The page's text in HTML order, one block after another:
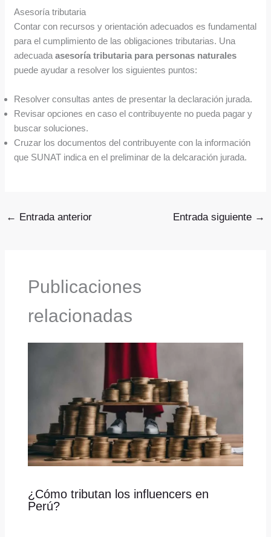
Asesoría tributaria
Contar con recursos y orientación adecuados es fundamental
para el cumplimiento de las obligaciones tributarias. Una
adecuadaasesoría tributaria para personas naturales
puede ayudar a resolver los siguientes puntos:
Resolver consultas antes de presentar la declaración jurada.
Revisar opciones en caso el contribuyente no pueda pagar y
buscar soluciones.
Cruzar los documentos del contribuyente con la información
que SUNAT indica en el preliminar de la delcaración jurada.
← Entrada anterior Entrada siguiente →
Publicaciones
relacionadas
¿Cómo tributan los influencers en
Perú?